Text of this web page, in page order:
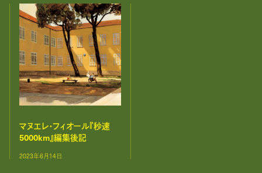
マヌエレ・フィオール『秒速
5000km』編集後記
2023年6月14日